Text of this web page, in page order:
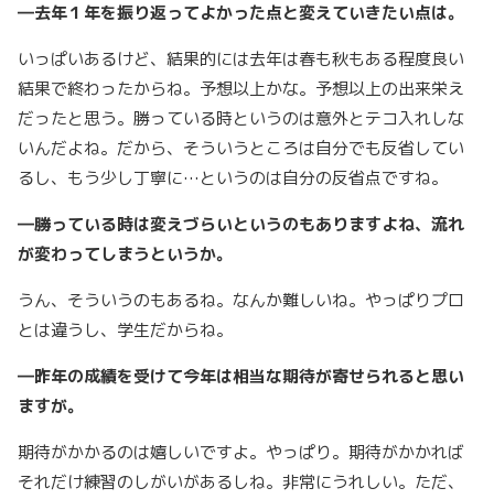
―去年１年を振り返ってよかった点と変えていきたい点は。
いっぱいあるけど、結果的には去年は春も秋もある程度良い
結果で終わったからね。予想以上かな。予想以上の出来栄え
だったと思う。勝っている時というのは意外とテコ入れしな
いんだよね。だから、そういうところは自分でも反省してい
るし、もう少し丁寧に…というのは自分の反省点ですね。
―勝っている時は変えづらいというのもありますよね、流れ
が変わってしまうというか。
うん、そういうのもあるね。なんか難しいね。やっぱりプロ
とは違うし、学生だからね。
―昨年の成績を受けて今年は相当な期待が寄せられると思い
ますが。
期待がかかるのは嬉しいですよ。やっぱり。期待がかかれば
それだけ練習のしがいがあるしね。非常にうれしい。ただ、